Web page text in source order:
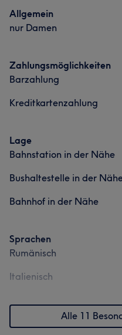
Allgemein
nur Damen
Zahlungsmöglichkeiten
Barzahlung
Kreditkartenzahlung
Lage
Bahnstation in der Nähe
Bushaltestelle in der
Bahnhof in der Nähe
Sprachen
Rumänisch
Italienisch
Alle 11